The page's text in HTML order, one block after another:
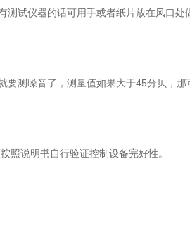
试仪器的话可用手或者纸片放在风口处
测噪音了，测量值如果大于45分贝，那
说明书自行验证控制设备完好性。